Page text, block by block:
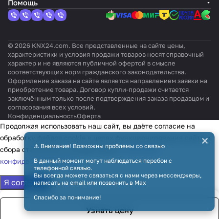
Узнать цену
Помощь
© 2026 KNX24.com. Все представленные на сайте цены,
характеристики и условия продажи товаров носят справочный
характер и не являются публичной офертой в смысле
соответствующих норм гражданского законодательства.
Оформление заказа на сайте является направлением заявки на
приобретение товара. Договор купли-продажи считается
заключённым только после подтверждения заказа продавцом и
согласования всех условий.
КонфиденциальностьОферта
⚠️ Внимание! Возможны проблемы со связью
В данный момент могут наблюдаться перебои с
телефонной связью.
Вы всегда можете связаться с нами через мессенджеры,
написать на email или позвонить в Max
Спасибо за понимание!
×
Продолжая использовать наш сайт, вы даёте согласие на
обработку файлов cookie в целях функционирования сайта и
сбора статистики в соответствии сполитикой
конфиденциальности
Я согласен